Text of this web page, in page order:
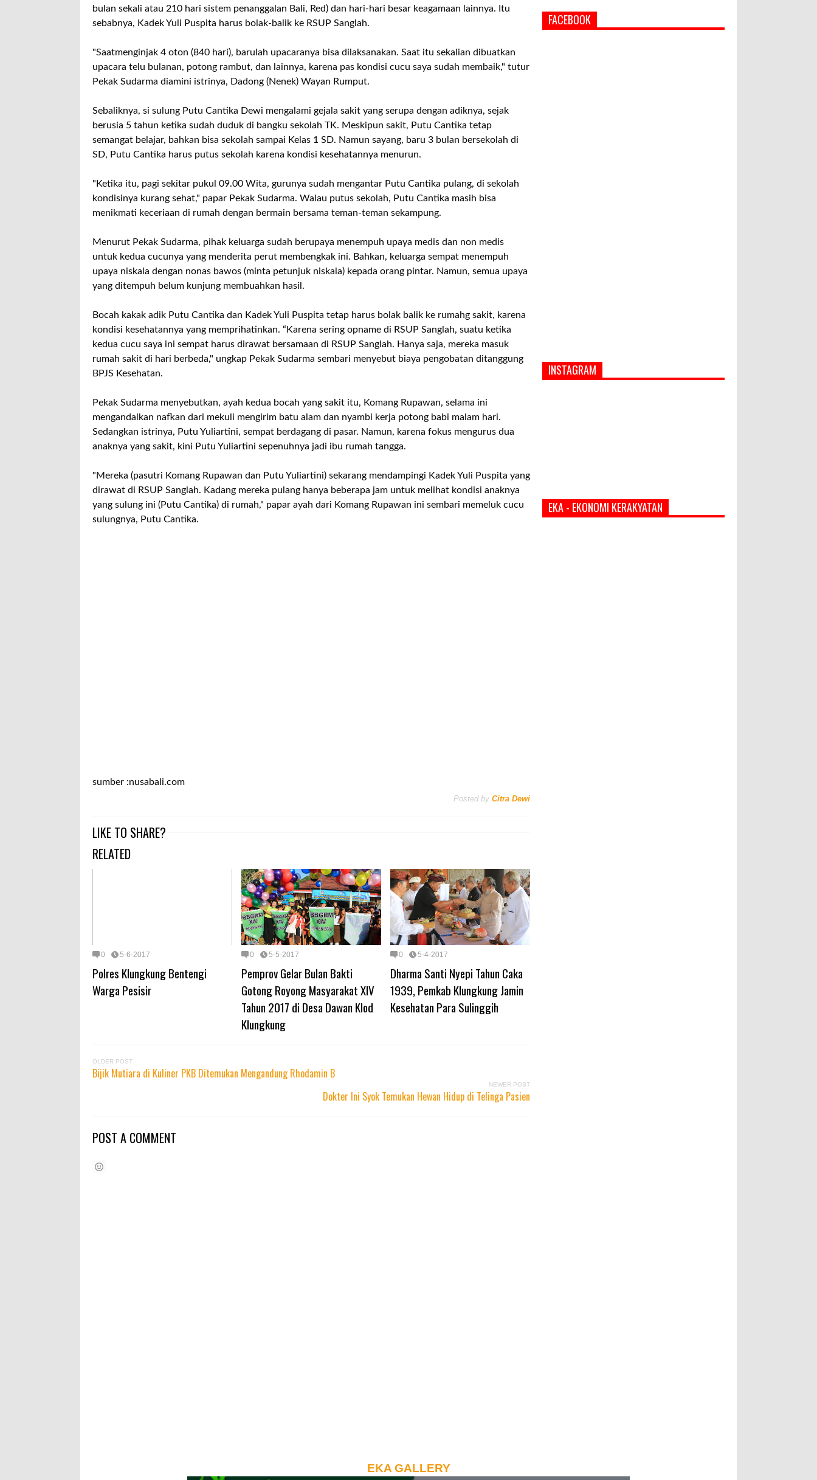
bulan sekali atau 210 hari sistem penanggalan Bali, Red) dan hari-hari besar keagamaan lainnya. Itu
sebabnya, Kadek Yuli Puspita harus bolak-balik ke RSUP Sanglah.
"Saatmenginjak 4 oton (840 hari), barulah upacaranya bisa dilaksanakan. Saat itu sekalian dibuatkan
upacara telu bulanan, potong rambut, dan lainnya, karena pas kondisi cucu saya sudah membaik," tutur
Pekak Sudarma diamini istrinya, Dadong (Nenek) Wayan Rumput.
Sebaliknya, si sulung Putu Cantika Dewi mengalami gejala sakit yang serupa dengan adiknya, sejak
berusia 5 tahun ketika sudah duduk di bangku sekolah TK. Meskipun sakit, Putu Cantika tetap
semangat belajar, bahkan bisa sekolah sampai Kelas 1 SD. Namun sayang, baru 3 bulan bersekolah di
SD, Putu Cantika harus putus sekolah karena kondisi kesehatannya menurun.
"Ketika itu, pagi sekitar pukul 09.00 Wita, gurunya sudah mengantar Putu Cantika pulang, di sekolah
kondisinya kurang sehat," papar Pekak Sudarma. Walau putus sekolah, Putu Cantika masih bisa
menikmati keceriaan di rumah dengan bermain bersama teman-teman sekampung.
Menurut Pekak Sudarma, pihak keluarga sudah berupaya menempuh upaya medis dan non medis
untuk kedua cucunya yang menderita perut membengkak ini. Bahkan, keluarga sempat menempuh
upaya niskala dengan nonas bawos (minta petunjuk niskala) kepada orang pintar. Namun, semua upaya
yang ditempuh belum kunjung membuahkan hasil.
Bocah kakak adik Putu Cantika dan Kadek Yuli Puspita tetap harus bolak balik ke rumahg sakit, karena
kondisi kesehatannya yang memprihatinkan. “Karena sering opname di RSUP Sanglah, suatu ketika
kedua cucu saya ini sempat harus dirawat bersamaan di RSUP Sanglah. Hanya saja, mereka masuk
rumah sakit di hari berbeda," ungkap Pekak Sudarma sembari menyebut biaya pengobatan ditanggung
BPJS Kesehatan.
Pekak Sudarma menyebutkan, ayah kedua bocah yang sakit itu, Komang Rupawan, selama ini
mengandalkan nafkan dari mekuli mengirim batu alam dan nyambi kerja potong babi malam hari.
Sedangkan istrinya, Putu Yuliartini, sempat berdagang di pasar. Namun, karena fokus mengurus dua
anaknya yang sakit, kini Putu Yuliartini sepenuhnya jadi ibu rumah tangga.
"Mereka (pasutri Komang Rupawan dan Putu Yuliartini) sekarang mendampingi Kadek Yuli Puspita yang
dirawat di RSUP Sanglah. Kadang mereka pulang hanya beberapa jam untuk melihat kondisi anaknya
yang sulung ini (Putu Cantika) di rumah," papar ayah dari Komang Rupawan ini sembari memeluk cucu
sulungnya, Putu Cantika.
sumber :nusabali.com
Posted by Citra Dewi
LIKE TO SHARE?
RELATED
0 5-6-2017
Polres Klungkung Bentengi
Warga Pesisir
0 5-5-2017
Pemprov Gelar Bulan Bakti
Gotong Royong Masyarakat XIV
Tahun 2017 di Desa Dawan Klod
Klungkung
0 5-4-2017
Dharma Santi Nyepi Tahun Caka
1939, Pemkab Klungkung Jamin
Kesehatan Para Sulinggih
OLDER POST
Bijik Mutiara di Kuliner PKB Ditemukan Mengandung Rhodamin B
NEWER POST
Dokter Ini Syok Temukan Hewan Hidup di Telinga Pasien
POST A COMMENT
PASAR MURAH
FACEBOOK
INSTAGRAM
EKA - EKONOMI KERAKYATAN
EKA GALLERY